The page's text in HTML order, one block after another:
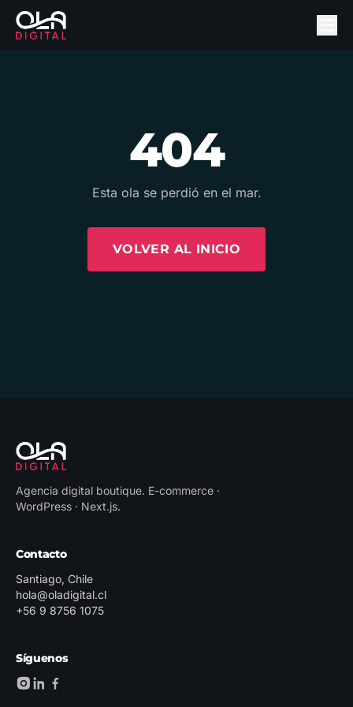
404
Esta ola se perdió en el mar.
VOLVER AL INICIO
Agencia digital boutique. E-commerce ·
WordPress · Next.js.
Contacto
Santiago, Chile
hola@oladigital.cl
+56 9 8756 1075
Síguenos